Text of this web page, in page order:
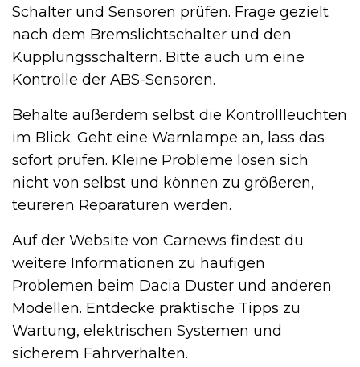
Schalter und Sensoren prüfen. Frage gezielt
nach dem Bremslichtschalter und den
Kupplungsschaltern. Bitte auch um eine
Kontrolle der ABS-Sensoren.
Behalte außerdem selbst die Kontrollleuchten
im Blick. Geht eine Warnlampe an, lass das
sofort prüfen. Kleine Probleme lösen sich
nicht von selbst und können zu größeren,
teureren Reparaturen werden.
Auf der Website von Carnews findest du
weitere Informationen zu häufigen
Problemen beim Dacia Duster und anderen
Modellen. Entdecke praktische Tipps zu
Wartung, elektrischen Systemen und
sicherem Fahrverhalten.